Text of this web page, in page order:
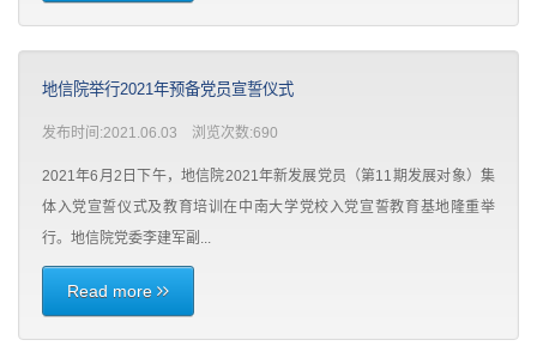
地信院举行2021年预备党员宣誓仪式
发布时间:2021.06.03 浏览次数:690
2021年6月2日下午，地信院2021年新发展党员（第11期发展对象）集
体入党宣誓仪式及教育培训在中南大学党校入党宣誓教育基地隆重举
行。地信院党委李建军副...
Read more